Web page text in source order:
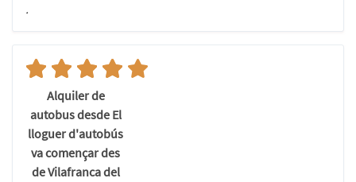
.
Alquiler de
autobus desde El
lloguer d'autobús
va començar des
de Vilafranca del